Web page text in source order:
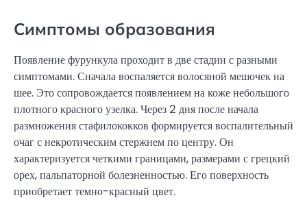
Симптомы образования
Появление фурункула проходит в две стадии с разными
симптомами. Сначала воспаляется волосяной мешочек на
шее. Это сопровождается появлением на коже небольшого
плотного красного узелка. Через 2 дня после начала
размножения стафилококков формируется воспалительный
очаг с некротическим стержнем по центру. Он
характеризуется четкими границами, размерами с грецкий
орех, пальпаторной болезненностью. Его поверхность
приобретает темно-красный цвет.